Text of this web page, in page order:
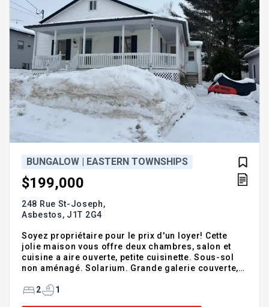
BUNGALOW | EASTERN TOWNSHIPS
$199,000
248 Rue St-Joseph,
Asbestos, J1T 2G4
Soyez propriétaire pour le prix d'un loyer! Cette
jolie maison vous offre deux chambres, salon et
cuisine a aire ouverte, petite cuisinette. Sous-sol
non aménagé. Solarium. Grande galerie couverte,
élevées. Situé près de tous les services de la ville !!
2 1